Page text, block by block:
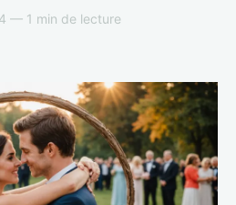
— 1 min de lecture